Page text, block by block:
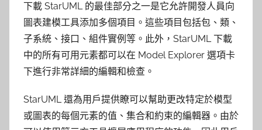
下載 StarUML 的最佳部分之一是它允許開發人員向
圖表建模工具添加多個項目。這些項目包括包、類、
子系統、接口、組件實例等。此外，StarUML 下載
中的所有可用元素都可以在 Model Explorer 選項卡
下進行非常詳細的編輯和檢查。
StarUML 還為用戶提供瞭可以幫助更改特定於模型
或圖表的每個元素的值、集合和約束的編輯器。由於